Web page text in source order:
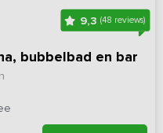
9,3(48 reviews)
bubbelbad en bar